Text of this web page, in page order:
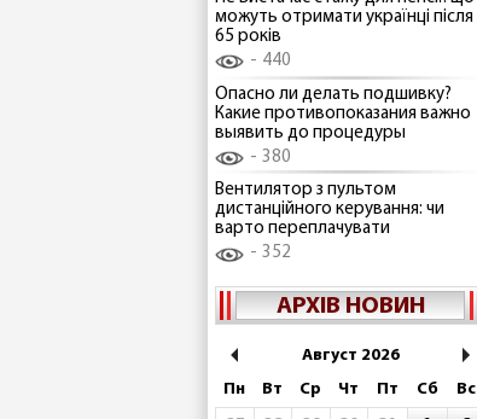
можуть отримати українці після
65 років
440
Опасно ли делать подшивку?
Какие противопоказания важно
выявить до процедуры
380
Вентилятор з пультом
дистанційного керування: чи
варто переплачувати
352
АРХІВ НОВИН
Август 2026
Пн
Вт Ср Чт Пт Сб
Вс